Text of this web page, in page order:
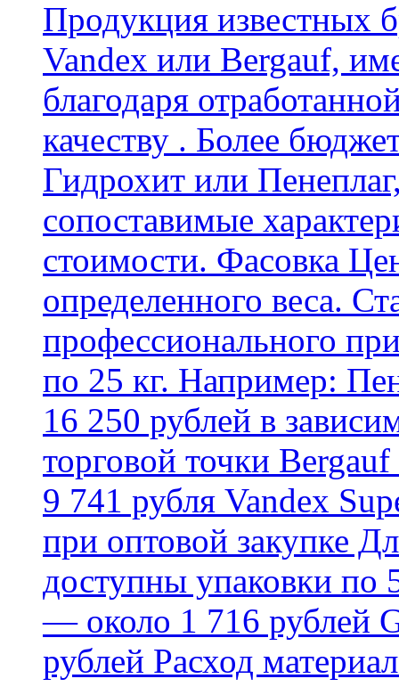
Продукция известных
Vandex или Bergauf,
благодаря
качеству . Более
Гидрохит или
сопоставимые
стоимости. Фасовка
определенного веса.
профессионального
по 25 кг. Например:
16 250 рублей в
торговой точки
9 741 рубля Vandex
при оптовой закупке
доступны упаковки по
— около 1 716 рублей
рублей Расход